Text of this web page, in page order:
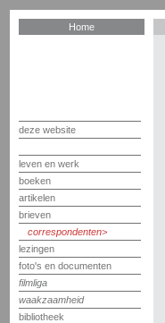
Home
deze website
leven en werk
boeken
artikelen
brieven
correspondenten
lezingen
foto's en documenten
filmliga
waakzaamheid
bibliotheek